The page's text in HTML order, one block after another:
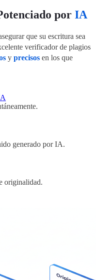
por IA
que su escritura sea
verificador de plagios
y precisos en los que
generado por IA.
originalidad.